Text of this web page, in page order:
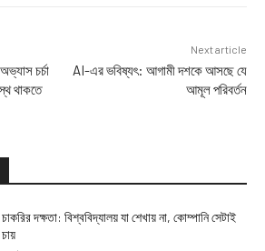
চর্চা
থাকতে
Next article
AI-এর ভবিষ্যৎ: আগামী দশকে আসছে যে
আমূল পরিবর্তন
চাকরির দক্ষতা: বিশ্ববিদ্যালয় যা শেখায় না, কোম্পানি সেটাই
চায়